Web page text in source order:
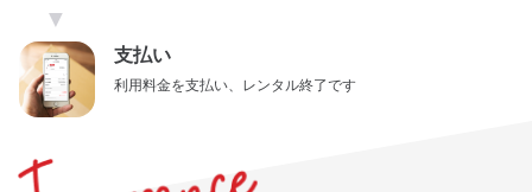
▼
支払い
利用料金を支払い、レンタル終了です